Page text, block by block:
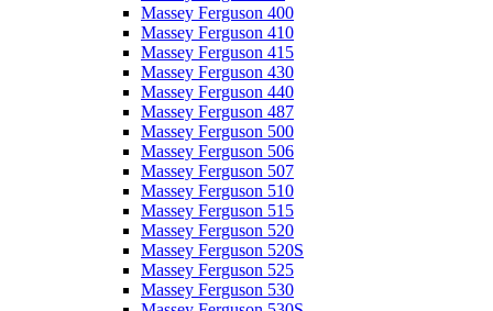
Massey Ferguson 400
Massey Ferguson 410
Massey Ferguson 415
Massey Ferguson 430
Massey Ferguson 440
Massey Ferguson 487
Massey Ferguson 500
Massey Ferguson 506
Massey Ferguson 507
Massey Ferguson 510
Massey Ferguson 515
Massey Ferguson 520
Massey Ferguson 520S
Massey Ferguson 525
Massey Ferguson 530